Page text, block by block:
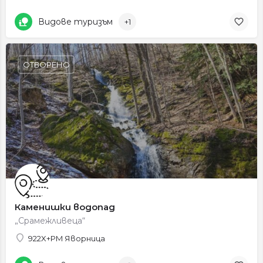
Видове туризъм +1
Каменишки водопад
„Срамежливеца“
922X+PM Яворница
ОТВОРЕНО